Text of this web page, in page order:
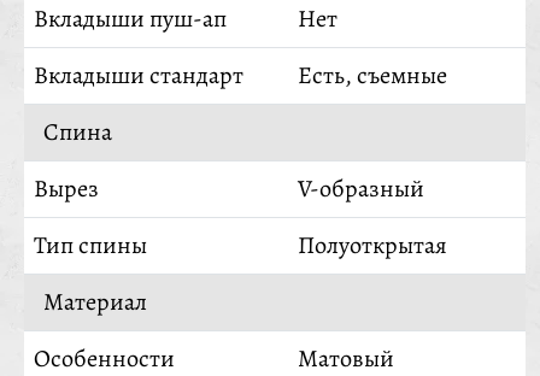
Вкладыши пуш-ап
Нет
Вкладыши стандарт
Есть, съемные
Спина
Вырез
V-образный
Тип спины
Полуоткрытая
Материал
Особенности
Матовый